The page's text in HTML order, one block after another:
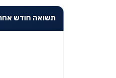
תשואה חודש